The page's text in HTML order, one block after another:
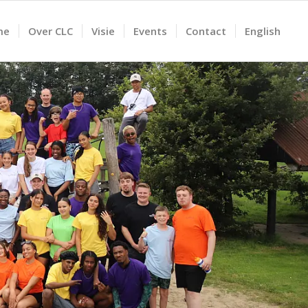
Over CLC Visie Events Contact English